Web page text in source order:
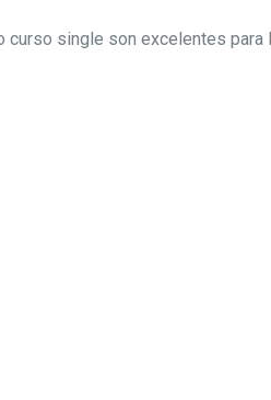
curso single son excelentes